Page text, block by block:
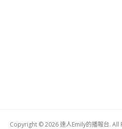
Copyright © 2026 達人Emily的播報台. All